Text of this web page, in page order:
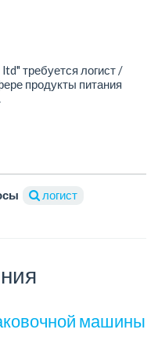
требуется логист /
продукты питания
логист
машины